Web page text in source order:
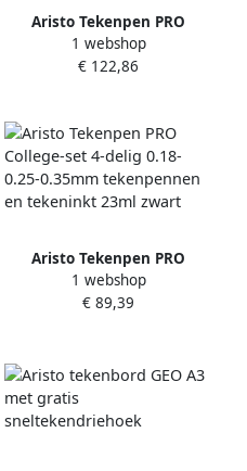
Aristo Tekenpen PRO
Studio-set 9-delig 0.13-0.25-
0.40-0.60mm tekenpen Geo-
1 webshop
€ 122,86
Aristo Tekenpen PRO
College-set 4-delig 0.18-
0.25-0.35mm tekenpennen
1 webshop
€ 89,39